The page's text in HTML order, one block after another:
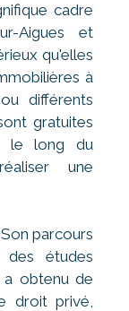
cadre
Aigues et
qu'elles
à
différents
gratuites
le long du
une
parcours
études
a obtenu de
droit privé,